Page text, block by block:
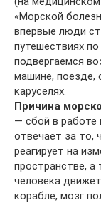
«Морской
впервые люди
путешествиях
подвергаемся
машине, поезде,
каруселях.
Причина
— сбой в работе
отвечает за то,
реагирует на
пространстве, а
человека
корабле, мозг